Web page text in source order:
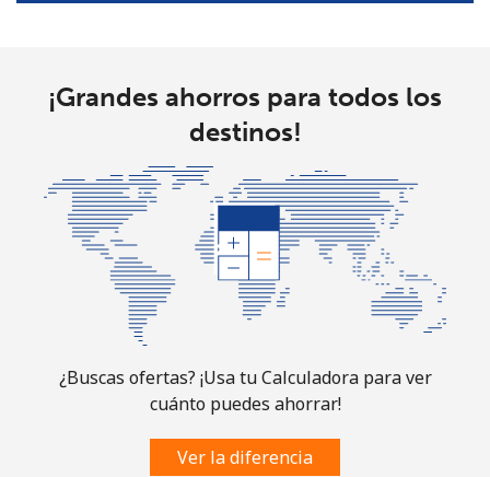
¡Grandes ahorros para todos los
destinos!
¿Buscas ofertas? ¡Usa tu Calculadora para ver
cuánto puedes ahorrar!
Ver la diferencia